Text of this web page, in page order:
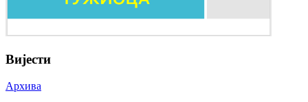
Вијести
Архива